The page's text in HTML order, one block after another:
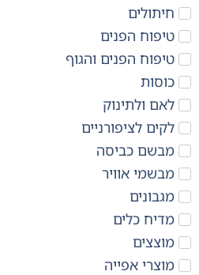
חיתולים
טיפוח הפנים
טיפוח הפנים והגוף
כוסות
לאם ולתינוק
לקים לציפורניים
מבשם כביסה
מבשמי אוויר
מגבונים
מדיח כלים
מוצצים
מוצרי אפייה